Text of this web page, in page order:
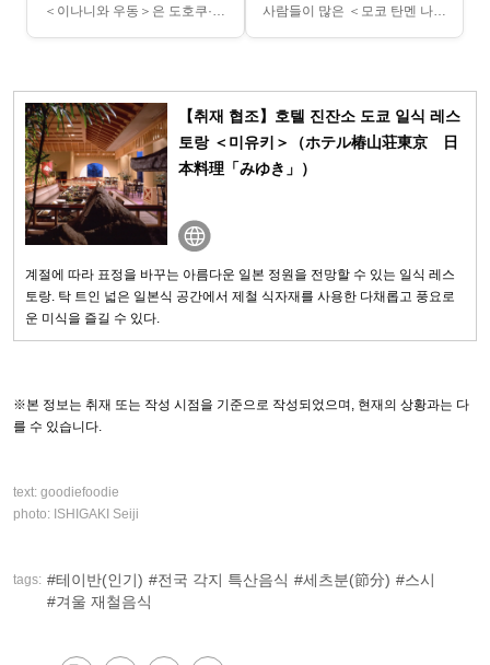
＜이나니와 우동＞은 도호쿠·아
사람들이 많은 ＜모코 탄멘 나카
【취재 협조】호텔 진잔소 도쿄 일식 레스
토랑 ＜미유키＞（ホテル椿山荘東京 日
本料理「みゆき」）
계절에 따라 표정을 바꾸는 아름다운 일본 정원을 전망할 수 있는 일식 레스
토랑. 탁 트인 넓은 일본식 공간에서 제철 식자재를 사용한 다채롭고 풍요로
운 미식을 즐길 수 있다.
※본 정보는 취재 또는 작성 시점을 기준으로 작성되었으며, 현재의 상황과는 다
를 수 있습니다.
text: goodiefoodie
photo: ISHIGAKI Seiji
tags: 테이반(인기) 전국 각지 특산음식 세츠분(節分)
스시
겨울 재철음식